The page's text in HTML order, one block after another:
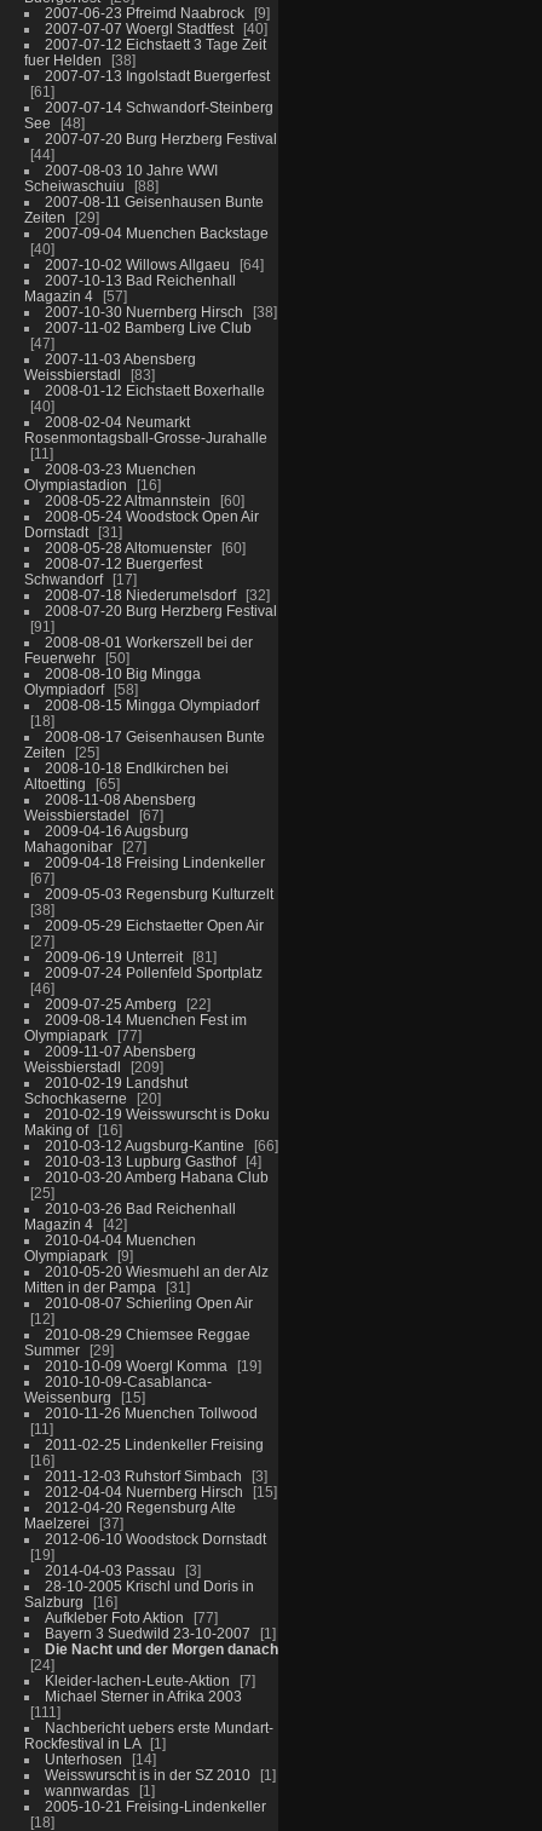
2007-06-23 Pfreimd Naabrock
9
2007-07-07 Woergl Stadtfest
40
2007-07-12 Eichstaett 3 Tage Zeit
fuer Helden
38
2007-07-13 Ingolstadt Buergerfest
61
2007-07-14 Schwandorf-Steinberg
See
48
2007-07-20 Burg Herzberg Festival
44
2007-08-03 10 Jahre WWI
Scheiwaschuiu
88
2007-08-11 Geisenhausen Bunte
Zeiten
29
2007-09-04 Muenchen Backstage
40
2007-10-02 Willows Allgaeu
64
2007-10-13 Bad Reichenhall
Magazin 4
57
2007-10-30 Nuernberg Hirsch
38
2007-11-02 Bamberg Live Club
47
2007-11-03 Abensberg
Weissbierstadl
83
2008-01-12 Eichstaett Boxerhalle
40
2008-02-04 Neumarkt
Rosenmontagsball-Grosse-Jurahalle
11
2008-03-23 Muenchen
Olympiastadion
16
2008-05-22 Altmannstein
60
2008-05-24 Woodstock Open Air
Dornstadt
31
2008-05-28 Altomuenster
60
2008-07-12 Buergerfest
Schwandorf
17
2008-07-18 Niederumelsdorf
32
2008-07-20 Burg Herzberg Festival
91
2008-08-01 Workerszell bei der
Feuerwehr
50
2008-08-10 Big Mingga
Olympiadorf
58
2008-08-15 Mingga Olympiadorf
18
2008-08-17 Geisenhausen Bunte
Zeiten
25
2008-10-18 Endlkirchen bei
Altoetting
65
2008-11-08 Abensberg
Weissbierstadel
67
2009-04-16 Augsburg
Mahagonibar
27
2009-04-18 Freising Lindenkeller
67
2009-05-03 Regensburg Kulturzelt
38
2009-05-29 Eichstaetter Open Air
27
2009-06-19 Unterreit
81
2009-07-24 Pollenfeld Sportplatz
46
2009-07-25 Amberg
22
2009-08-14 Muenchen Fest im
Olympiapark
77
2009-11-07 Abensberg
Weissbierstadl
209
2010-02-19 Landshut
Schochkaserne
20
2010-02-19 Weisswurscht is Doku
Making of
16
2010-03-12 Augsburg-Kantine
66
2010-03-13 Lupburg Gasthof
4
2010-03-20 Amberg Habana Club
25
2010-03-26 Bad Reichenhall
Magazin 4
42
2010-04-04 Muenchen
Olympiapark
9
2010-05-20 Wiesmuehl an der Alz
Mitten in der Pampa
31
2010-08-07 Schierling Open Air
12
2010-08-29 Chiemsee Reggae
Summer
29
2010-10-09 Woergl Komma
19
2010-10-09-Casablanca-
Weissenburg
15
2010-11-26 Muenchen Tollwood
11
2011-02-25 Lindenkeller Freising
16
2011-12-03 Ruhstorf Simbach
3
2012-04-04 Nuernberg Hirsch
15
2012-04-20 Regensburg Alte
Maelzerei
37
2012-06-10 Woodstock Dornstadt
19
2014-04-03 Passau
3
28-10-2005 Krischl und Doris in
Salzburg
16
Aufkleber Foto Aktion
77
Bayern 3 Suedwild 23-10-2007
1
Die Nacht und der Morgen danach
24
Kleider-lachen-Leute-Aktion
7
Michael Sterner in Afrika 2003
111
Nachbericht uebers erste Mundart-
Rockfestival in LA
1
Unterhosen
14
Weisswurscht is in der SZ 2010
1
wannwardas
1
2005-10-21 Freising-Lindenkeller
18